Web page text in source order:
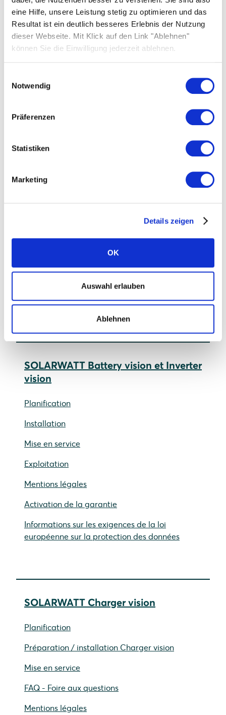
eine Hilfe, unsere Leistung stetig zu optimieren und das
Resultat ist ein deutlich besseres Erlebnis der Nutzung
dieser Webseite. Mit Klick auf den Link "Ablehnen"
können Sie die Einwilligung jederzeit ablehnen.
Notwendig
Präferenzen
Statistiken
Marketing
Details zeigen
OK
Auswahl erlauben
Ablehnen
Maintenance et entretien
Élimination
Limitation de responsabilité
SOLARWATT Manager
Disponibilité des cas d'utilisation
Centre d'installation
Images d'erreurs et résolution de problèmes
Activation de la garantie
SOLARWATT Battery vision et Inverter
vision
Planification
Installation
Mise en service
Exploitation
Mentions légales
Activation de la garantie
Informations sur les exigences de la loi
européenne sur la protection des données
SOLARWATT Charger vision
Planification
Préparation / installation Charger vision
Mise en service
FAQ - Foire aux questions
Mentions légales